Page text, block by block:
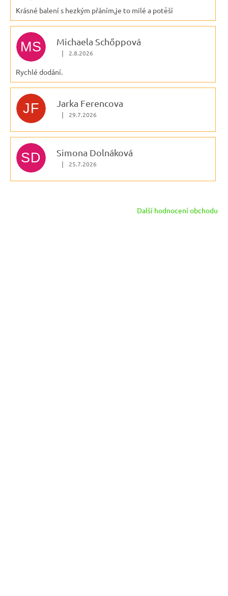
Krásné balení s hezkým přáním,je to milé a potěší
MS Michaela Schőppová
Hodnocení obchodu je 5 z 5 hvězdiček.
| 2.8.2026
Rychlé dodání.
JF Jarka Ferencova
Hodnocení obchodu je 5 z 5 hvězdiček.
| 29.7.2026
SD Simona Dolnáková
Hodnocení obchodu je 5 z 5 hvězdiček.
| 25.7.2026
Další hodnocení obchodu